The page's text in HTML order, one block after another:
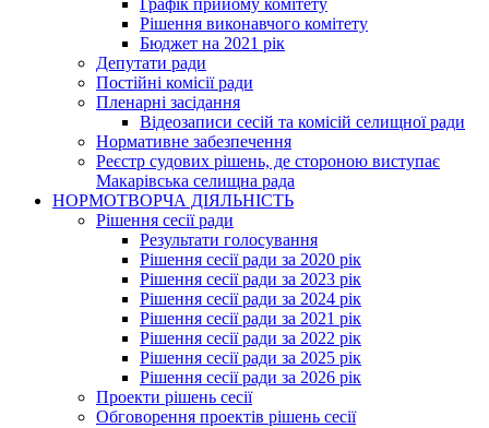
Графік прийому комітету
Рішення виконавчого комітету
Бюджет на 2021 рік
Депутати ради
Постійні комісії ради
Пленарні засідання
Відеозаписи сесій та комісій селищної ради
Нормативне забезпечення
Реєстр судових рішень, де стороною виступає
Макарівська селищна рада
НОРМОТВОРЧА ДІЯЛЬНІСТЬ
Рішення сесії ради
Результати голосування
Рішення сесії ради за 2020 рік
Рішення сесії ради за 2023 рік
Рішення сесії ради за 2024 рік
Рішення сесії ради за 2021 рік
Рішення сесії ради за 2022 рік
Рішення сесії ради за 2025 рік
Рішення сесії ради за 2026 рік
Проекти рішень сесії
Обговорення проектів рішень сесії